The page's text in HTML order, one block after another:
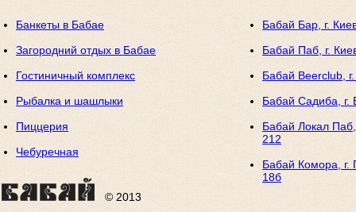
© 2013
Банкеты в Бабае
Загородний отдых в Бабае
Гостиничный комплекс
Рыбалка и шашлыки
Пиццерия
Чебуречная
Бабай Бар, г.
Бабай Паб, г.
Бабай Beerclub,
Бабай Садиба, г.
Бабай Локал
212
Бабай Комора, г.
18б